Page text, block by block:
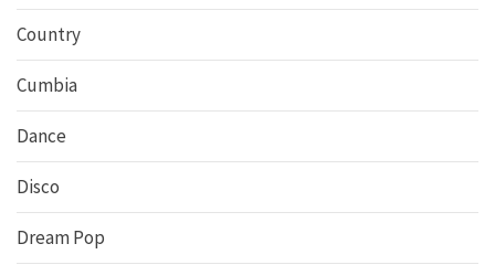
Country
Cumbia
Dance
Disco
Dream Pop